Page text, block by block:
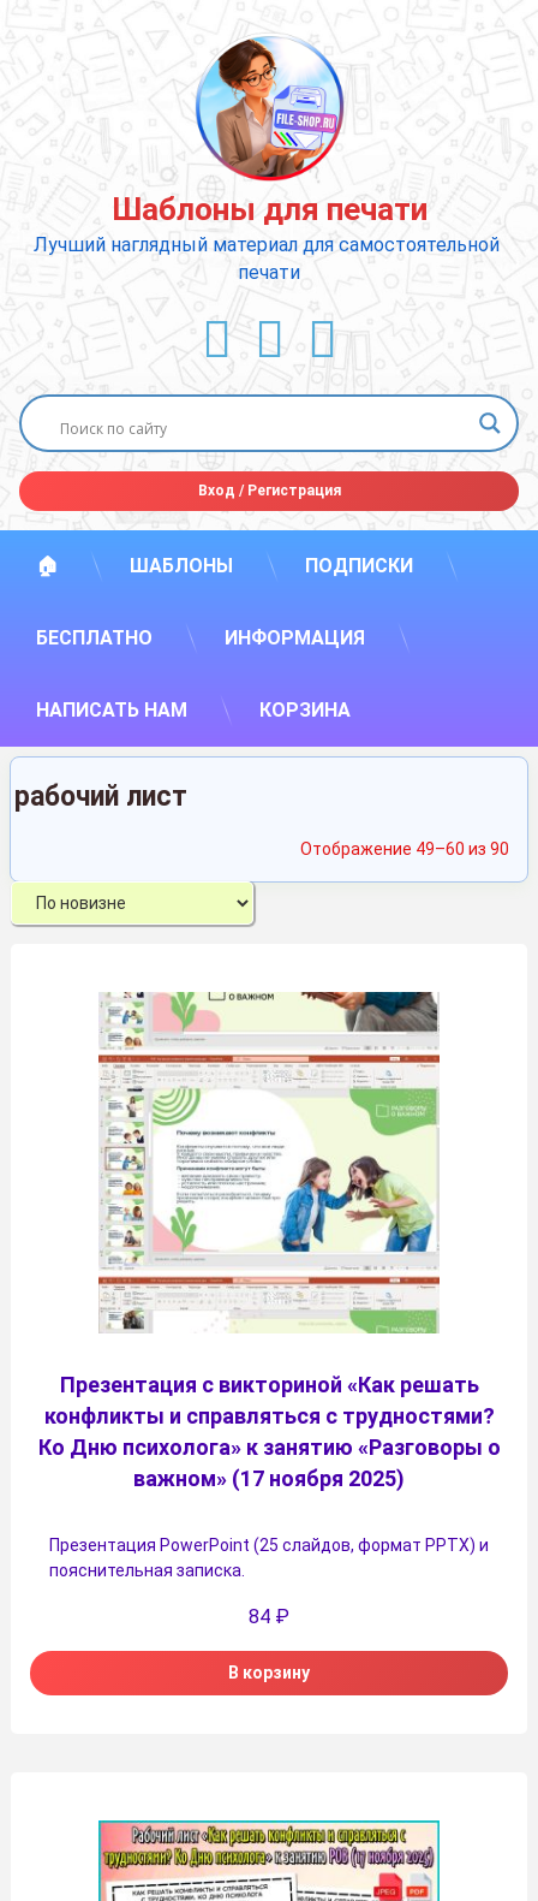
содержимому
Шаблоны для печати
Лучший наглядный материал для самостоятельной
печати
ВКонтакте
YouTube
E-mail
Вход /Регистрация
🏠 ШАБЛОНЫ ПОДПИСКИ
БЕСПЛАТНО ИНФОРМАЦИЯ
НАПИСАТЬ НАМ КОРЗИНА
рабочий лист
Отображение 49–60 из 90
Презентация с викториной «Как решать
конфликты и справляться с трудностями?
Ко Дню психолога» к занятию «Разговоры о
важном» (17 ноября 2025)
Презентация PowerPoint (25 слайдов, формат PPTX) и
пояснительная записка.
84 ₽
В корзину